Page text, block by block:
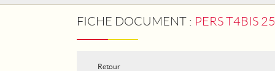
FICHE DOCUMENT : PERS T4BIS
Retour